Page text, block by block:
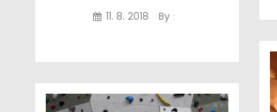
11. 8. 2018 By :